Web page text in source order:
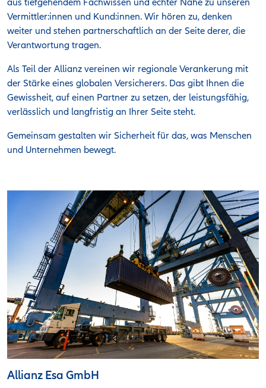
aus tiefgehendem Fachwissen und echter Nähe zu unseren
Vermittler:innen und Kund:innen. Wir hören zu, denken
weiter und stehen partnerschaftlich an der Seite derer, die
Verantwortung tragen.
Als Teil der Allianz vereinen wir regionale Verankerung mit
der Stärke eines globalen Versicherers. Das gibt Ihnen die
Gewissheit, auf einen Partner zu setzen, der leistungsfähig,
verlässlich und langfristig an Ihrer Seite steht.
Gemeinsam gestalten wir Sicherheit für das, was Menschen
und Unternehmen bewegt.
Allianz Esa GmbH